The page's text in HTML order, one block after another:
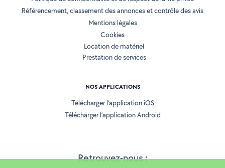
Retrouvez-nous :
Référencement, classement des annonces et contrôle des avis
Mentions légales
Cookies
Location de matériel
Prestation de services
NOS APPLICATIONS
Télécharger l’application iOS
Télécharger l’application Android